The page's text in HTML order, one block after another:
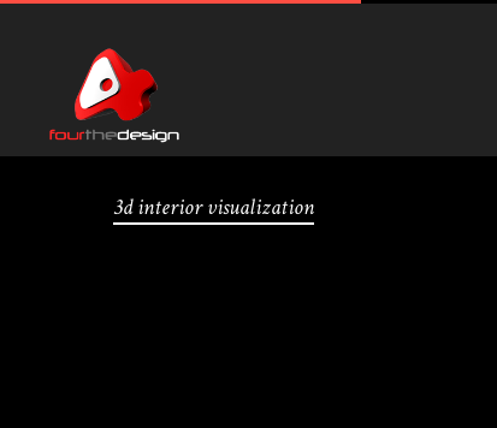
3d interior visualization